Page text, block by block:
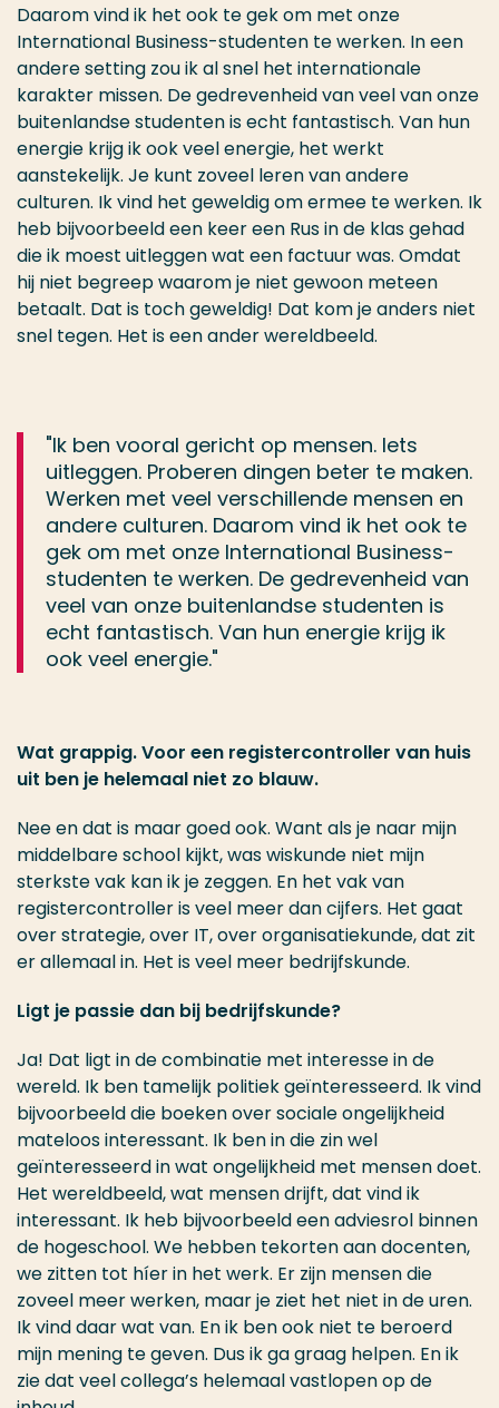
Daarom vind ik het ook te gek om met onze
International Business-studenten te werken. In een
andere setting zou ik al snel het internationale
karakter missen. De gedrevenheid van veel van onze
buitenlandse studenten is echt fantastisch. Van hun
energie krijg ik ook veel energie, het werkt
aanstekelijk. Je kunt zoveel leren van andere
culturen. Ik vind het geweldig om ermee te werken. Ik
heb bijvoorbeeld een keer een Rus in de klas gehad
die ik moest uitleggen wat een factuur was. Omdat
hij niet begreep waarom je niet gewoon meteen
betaalt. Dat is toch geweldig! Dat kom je anders niet
snel tegen. Het is een ander wereldbeeld.
"Ik ben vooral gericht op mensen. Iets
uitleggen. Proberen dingen beter te maken.
Werken met veel verschillende mensen en
andere culturen. Daarom vind ik het ook te
gek om met onze International Business-
studenten te werken. De gedrevenheid van
veel van onze buitenlandse studenten is
echt fantastisch. Van hun energie krijg ik
ook veel energie."
Wat grappig. Voor een registercontroller van huis
uit ben je helemaal niet zo blauw.
Nee en dat is maar goed ook. Want als je naar mijn
middelbare school kijkt, was wiskunde niet mijn
sterkste vak kan ik je zeggen. En het vak van
registercontroller is veel meer dan cijfers. Het gaat
over strategie, over IT, over organisatiekunde, dat zit
er allemaal in. Het is veel meer bedrijfskunde.
Ligt je passie dan bij bedrijfskunde?
Ja! Dat ligt in de combinatie met interesse in de
wereld. Ik ben tamelijk politiek geïnteresseerd. Ik vind
bijvoorbeeld die boeken over sociale ongelijkheid
mateloos interessant. Ik ben in die zin wel
geïnteresseerd in wat ongelijkheid met mensen doet.
Het wereldbeeld, wat mensen drijft, dat vind ik
interessant. Ik heb bijvoorbeeld een adviesrol binnen
de hogeschool. We hebben tekorten aan docenten,
we zitten tot híer in het werk. Er zijn mensen die
zoveel meer werken, maar je ziet het niet in de uren.
Ik vind daar wat van. En ik ben ook niet te beroerd
mijn mening te geven. Dus ik ga graag helpen. En ik
zie dat veel collega’s helemaal vastlopen op de